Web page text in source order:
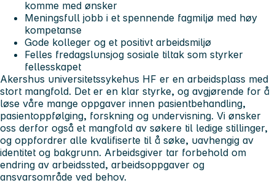
komme med ønsker
Meningsfull jobb i et spennende fagmiljø med høy
kompetanse
Gode kolleger og et positivt arbeidsmiljø
Felles fredagslunsjog sosiale tiltak som styrker
fellesskapet
Akershus universitetssykehus HF er en arbeidsplass med
stort mangfold. Det er en klar styrke, og avgjørende for å
løse våre mange oppgaver innen pasientbehandling,
pasientoppfølging, forskning og undervisning. Vi ønsker
oss derfor også et mangfold av søkere til ledige stillinger,
og oppfordrer alle kvalifiserte til å søke, uavhengig av
identitet og bakgrunn. Arbeidsgiver tar forbehold om
endring av arbeidssted, arbeidsoppgaver og
ansvarsområde ved behov.